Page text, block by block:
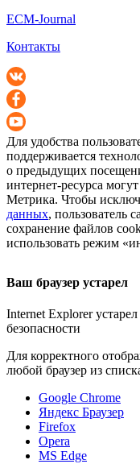
ECM-Journal
Контакты
Для удобства
поддерживается
о предыдущих
интернет-ресурса
Метрика. Чтобы
данных, пользователь
сохранение файлов
использовать режим
Ваш браузер устарел
Internet Explorer
безопасности
Для корректного
любой браузер из
Google Chrome
Яндекс Браузер
Firefox
Opera
MS Edge